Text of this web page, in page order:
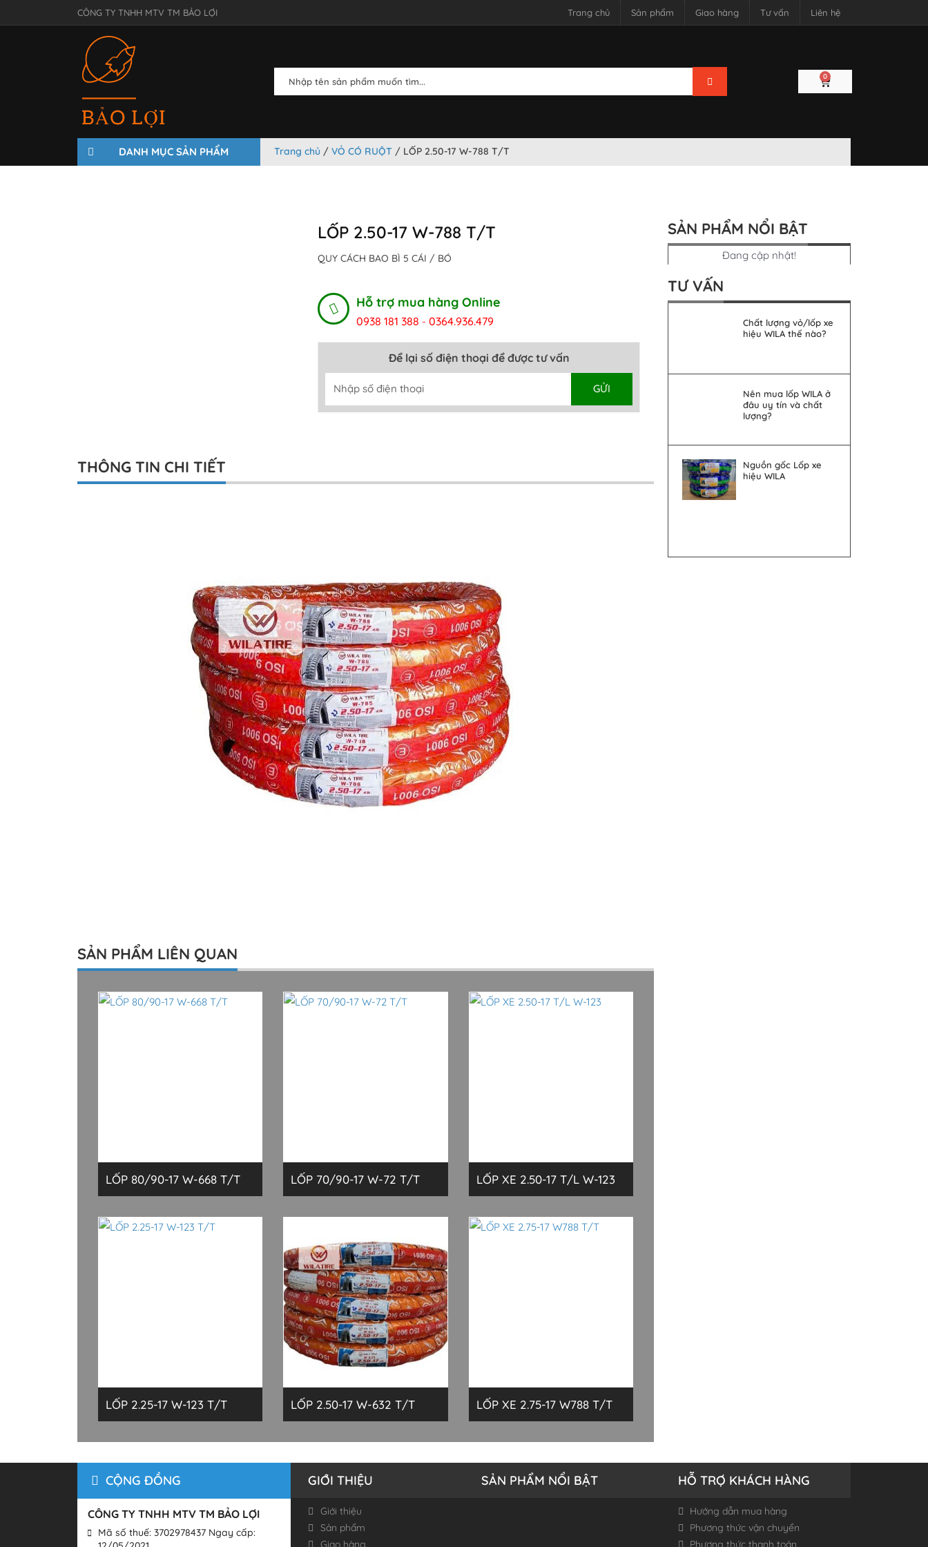
CÔNG TY TNHH MTV TM BẢO LỢI Trang chủ Sản phẩm Giao hàng Tư vấn Liên hệ
0
DANH MỤC SẢN PHẨM Trang chủ / VỎ CÓ RUỘT / LỐP 2.50-17 W-788 T/T
LỐP 2.50-17 W-788 T/T
QUY CÁCH BAO BÌ 5 CÁI / BÓ
Hỗ trợ mua hàng Online
0938 181 388 - 0364.936.479
Để lại số điện thoại để được tư vấn
GỬI
Alternative:
THÔNG TIN CHI TIẾT
SẢN PHẨM LIÊN QUAN
LỐP 80/90-17 W-668 T/T LỐP 70/90-17 W-72 T/T LỐP XE 2.50-17 T/L W-123
LỐP 2.25-17 W-123 T/T LỐP 2.50-17 W-632 T/T LỐP XE 2.75-17 W788 T/T
SẢN PHẨM NỔI BẬT
Đang cập nhật!
TƯ VẤN
Chất lượng vỏ/lốp xe
hiệu WILA thế nào?
Nên mua lốp WILA ở
đâu uy tín và chất
lượng?
Nguồn gốc Lốp xe
hiệu WILA
CỘNG ĐỒNG
CÔNG TY TNHH MTV TM BẢO LỢI
Mã số thuế: 3702978437 Ngay cấp:
GIỚI THIỆU
Giới thiệu
Sản phẩm
Giao hàng
SẢN PHẨM NỔI BẬT HỖ TRỢ KHÁCH HÀNG
Hướng dẫn mua hàng
Phương thức vận chuyển
Phương thức thanh toán